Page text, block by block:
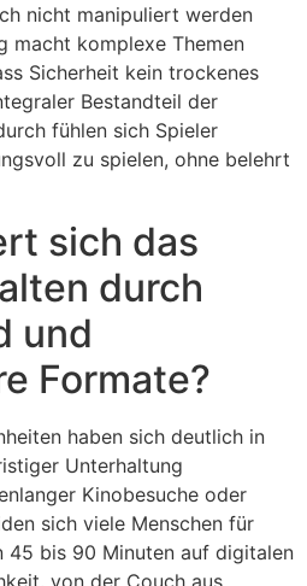
nicht manipuliert werden
macht komplexe Themen
Sicherheit kein trockenes
Bestandteil der
fühlen sich Spieler
zu spielen, ohne belehrt
sich das
durch
und
Formate?
haben sich deutlich in
Unterhaltung
Kinobesuche oder
sich viele Menschen für
45 bis 90 Minuten auf digitalen
von der Couch aus